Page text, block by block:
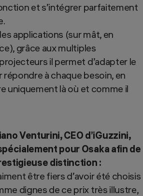
et s’intégrer parfaitement
applications (sur mât, en
grâce aux multiples
il permet d’adapter le
à chaque besoin, en
uniquement là où et comme il
Venturini, CEO d’iGuzzini,
pour Osaka afin de
distinction :
être fiers d’avoir été choisis
dignes de ce prix très illustre,